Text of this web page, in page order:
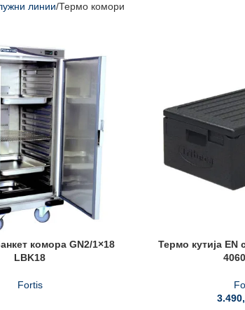
линии Термо комори
комора GN2/1×18
LBK18
Fortis
Термо кутија EN